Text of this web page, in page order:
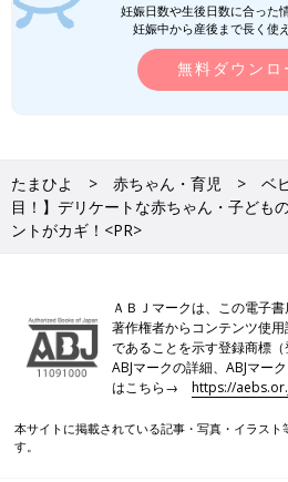
妊娠日数や生後日数に合った
妊娠中から産後まで長く使
無料ダウンロ
たまひよ 赤ちゃん・育児 ベ
目！】デリケートな赤ちゃん・子ども
ントがカギ！<PR>
ＡＢＪマークは、この電子
著作権者からコンテンツ使
であることを示す登録商標
ABJマークの詳細、ABJマー
はこちら→https://
本サイトに掲載されている記事・写真・イラス
す。